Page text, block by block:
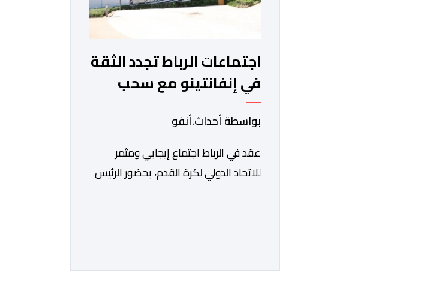
اجتماعات الرباط تجدد الثقة
في إنفانتينو مع سحب
مشروع الفيفا
بواسطة أحداث.أنفو
عقد في الرباط اجتماع إيجابي ومثمر
للاتحاد الدولي لكرة القدم، بحضور الرئيس
الثقة المتبادلة بين القيادة التنفيذية